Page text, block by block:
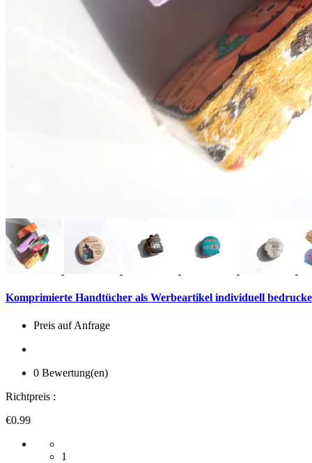
Komprimierte Handtücher als Werbeartikel individuell
Preis auf Anfrage
0 Bewertung(en)
Richtpreis :
€0.99
1